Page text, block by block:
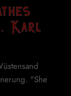
Karl
"She